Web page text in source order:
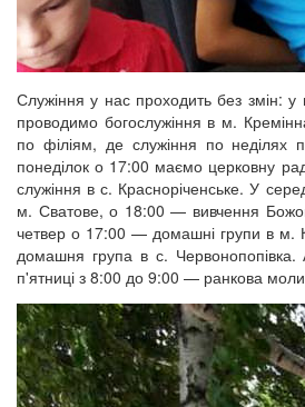
Служіння у нас проходить без змін:
проводимо богослужіння в м.
по філіям, де служіння по неділях
понеділок о 17:00 маємо церковну
служіння в с. Красноріченське. У
м. Сватове, о 18:00 — вивчення
четвер о 17:00 — домашні групи в м.
домашня група в с. Червонопопівка.
п'ятниці з 8:00 до 9:00 — ранкова